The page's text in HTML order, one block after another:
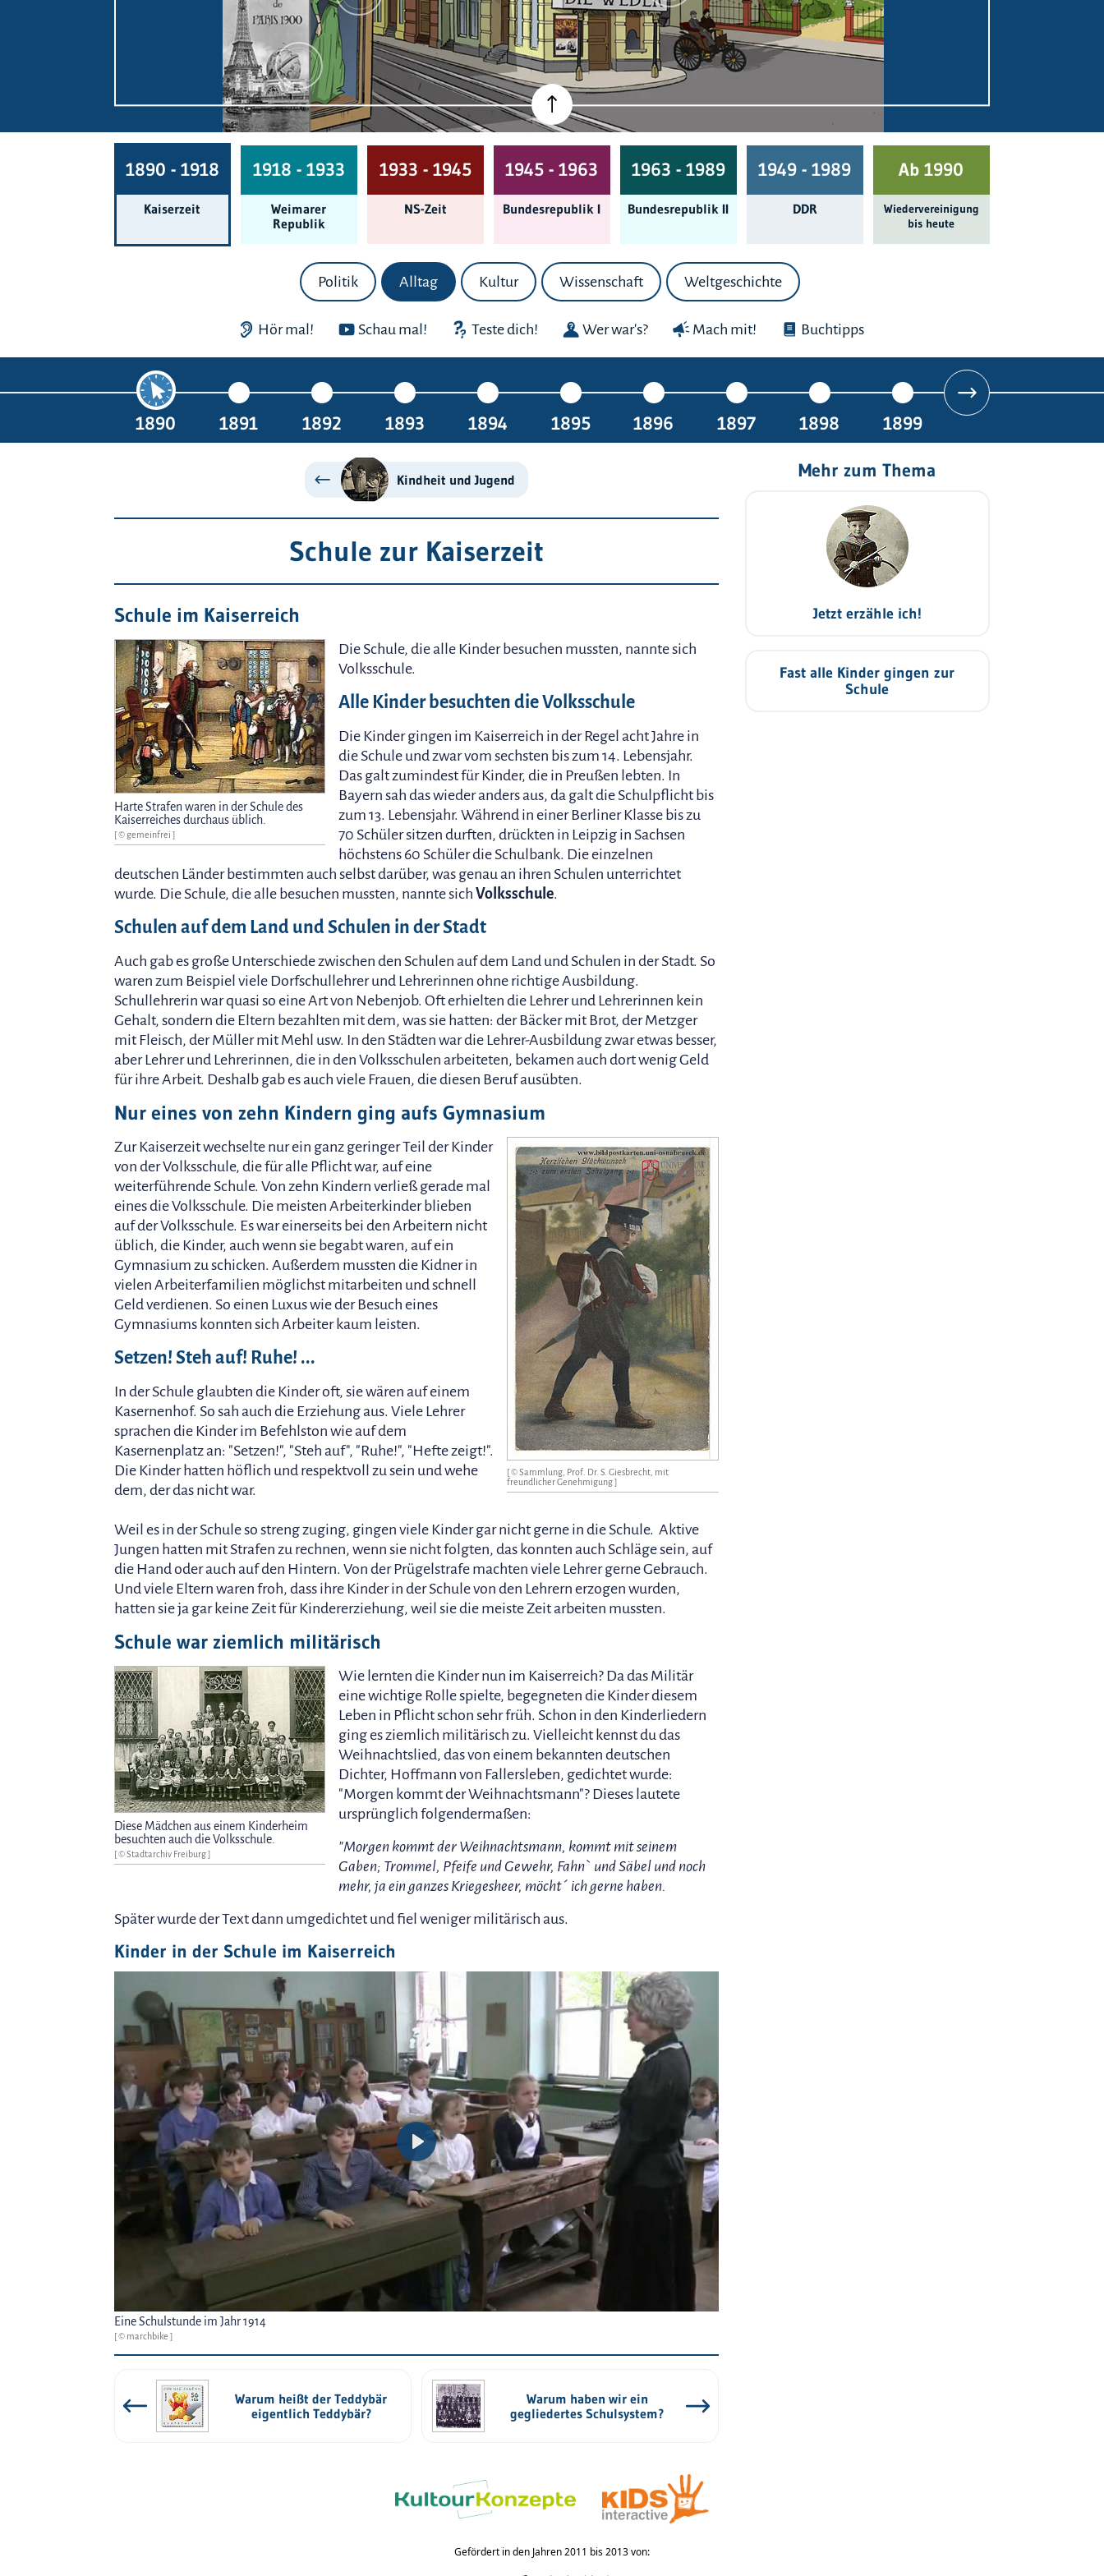
1890 - 1918
Kaiserzeit
1918 - 1933
Weimarer
Republik
1933 - 1945
NS-Zeit
1945 - 1963
Bundes­republik I
1963 - 1989
Bundes­republik II
1949 - 1989
DDR
Ab 1990
Wieder­ver­einigung
bis heute
Politik Alltag Kultur Wissenschaft Weltgeschichte
Hör mal! Schau mal! Teste dich! Wer war's? Mach mit! Buchtipps
1890 1891 1892 1893 1894 1895 1896 1897 1898 1899
Kindheit und Jugend
Schule zur Kaiserzeit
Schule im Kaiserreich
Harte Strafen waren in der Schule des
Kaiserreiches durchaus üblich.
[ © gemeinfrei ]
Die Schule, die alle Kinder besuchen mussten, nannte sich
Volksschule.
Alle Kinder besuchten die Volksschule
Die Kinder gingen im Kaiserreich in der Regel acht Jahre in
die Schule und zwar vom sechsten bis zum 14. Lebensjahr.
Das galt zumindest für Kinder, die in Preußen lebten. In
Bayern sah das wieder anders aus, da galt die Schulpflicht bis
zum 13. Lebensjahr. Während in einer Berliner Klasse bis zu
70 Schüler sitzen durften, drückten in Leipzig in Sachsen
höchstens 60 Schüler die Schulbank. Die einzelnen
deutschen Länder bestimmten auch selbst darüber, was genau an ihren Schulen unterrichtet
wurde. Die Schule, die alle besuchen mussten, nannte sich Volksschule.
Schulen auf dem Land und Schulen in der Stadt
Auch gab es große Unterschiede zwischen den Schulen auf dem Land und Schulen in der Stadt. So
waren zum Beispiel viele Dorfschullehrer und Lehrerinnen ohne richtige Ausbildung.
Schullehrerin war quasi so eine Art von Nebenjob. Oft erhielten die Lehrer und Lehrerinnen kein
Gehalt, sondern die Eltern bezahlten mit dem, was sie hatten: der Bäcker mit Brot, der Metzger
mit Fleisch, der Müller mit Mehl usw. In den Städten war die Lehrer-Ausbildung zwar etwas besser,
aber Lehrer und Lehrerinnen, die in den Volksschulen arbeiteten, bekamen auch dort wenig Geld
für ihre Arbeit. Deshalb gab es auch viele Frauen, die diesen Beruf ausübten.
Nur eines von zehn Kindern ging aufs Gymnasium
[ ©Sammlung, Prof. Dr. S. Giesbrecht, mit
freundlicher Genehmigung]
Zur Kaiserzeit wechselte nur ein ganz geringer Teil der Kinder
von der Volksschule, die für alle Pflicht war, auf eine
weiterführende Schule. Von zehn Kindern verließ gerade mal
eines die Volksschule. Die meisten Arbeiterkinder blieben
auf der Volksschule. Es war einerseits bei den Arbeitern nicht
üblich, die Kinder, auch wenn sie begabt waren, auf ein
Gymnasium zu schicken. Außerdem mussten die Kidner in
vielen Arbeiterfamilien möglichst mitarbeiten und schnell
Geld verdienen. So einen Luxus wie der Besuch eines
Gymnasiums konnten sich Arbeiter kaum leisten.
Setzen! Steh auf! Ruhe! ...
In der Schule glaubten die Kinder oft, sie wären auf einem
Kasernenhof. So sah auch die Erziehung aus. Viele Lehrer
sprachen die Kinder im Befehlston wie auf dem
Kasernenplatz an: "Setzen!", "Steh auf", "Ruhe!", "Hefte zeigt!".
Die Kinder hatten höflich und respektvoll zu sein und wehe
dem, der das nicht war.
Weil es in der Schule so streng zuging, gingen viele Kinder gar nicht gerne in die Schule. Aktive
Jungen hatten mit Strafen zu rechnen, wenn sie nicht folgten, das konnten auch Schläge sein, auf
die Hand oder auch auf den Hintern. Von der Prügelstrafe machten viele Lehrer gerne Gebrauch.
Und viele Eltern waren froh, dass ihre Kinder in der Schule von den Lehrern erzogen wurden,
hatten sie ja gar keine Zeit für Kindererziehung, weil sie die meiste Zeit arbeiten mussten.
Schule war ziemlich militärisch
Diese Mädchen aus einem Kinderheim
besuchten auch die Volksschule.
[ © Stadtarchiv Freiburg ]
Wie lernten die Kinder nun im Kaiserreich? Da das Militär
eine wichtige Rolle spielte, begegneten die Kinder diesem
Leben in Pflicht schon sehr früh. Schon in den Kinderliedern
ging es ziemlich militärisch zu. Vielleicht kennst du das
Weihnachtslied, das von einem bekannten deutschen
Dichter, Hoffmann von Fallersleben, gedichtet wurde:
"Morgen kommt der Weihnachtsmann"? Dieses lautete
ursprünglich folgendermaßen:
"Morgen kommt der Weihnachtsmann, kommt mit seinem
Gaben; Trommel, Pfeife und Gewehr, Fahn` und Säbel und noch
mehr, ja ein ganzes Kriegesheer, möcht´ ich gerne haben.
Später wurde der Text dann umgedichtet und fiel weniger militärisch aus.
Kinder in der Schule im Kaiserreich
Play
Eine Schulstunde im Jahr 1914
[ © marchbike ]
Warum heißt der Teddybär
eigentlich Teddybär?
Warum haben wir ein
gegliedertes Schulsystem?
Mehr zum Thema
Jetzt erzähle ich!
Fast alle Kinder gingen zur
Schule
Gefördert in den Jahren 2011 bis 2013 von: